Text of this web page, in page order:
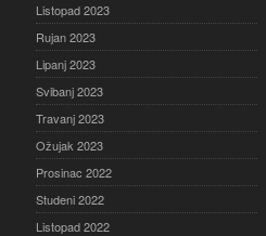
Listopad 2023
Rujan 2023
Lipanj 2023
Svibanj 2023
Travanj 2023
Ožujak 2023
Prosinac 2022
Studeni 2022
Listopad 2022